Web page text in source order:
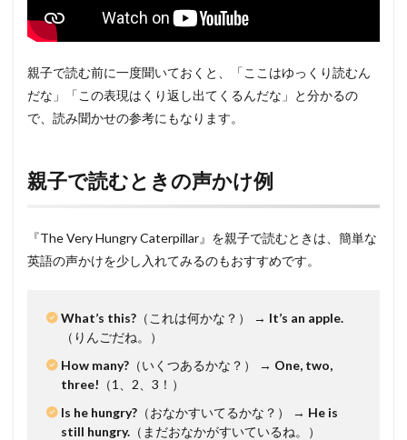
親子で読む前に一度聞いておくと、「ここはゆっくり読むん
だな」「この表現はくり返し出てくるんだな」と分かるの
で、読み聞かせの参考にもなります。
親子で読むときの声かけ例
『The Very Hungry Caterpillar』を親子で読むときは、簡単な
英語の声かけを少し入れてみるのもおすすめです。
What’s this? （これは何かな？） → It’s an apple.
（りんごだね。）
How many? （いくつあるかな？） → One, two,
three! （1、2、3！）
Is he hungry? （おなかすいてるかな？） → He is
still hungry. （まだおなかがすいているね。）